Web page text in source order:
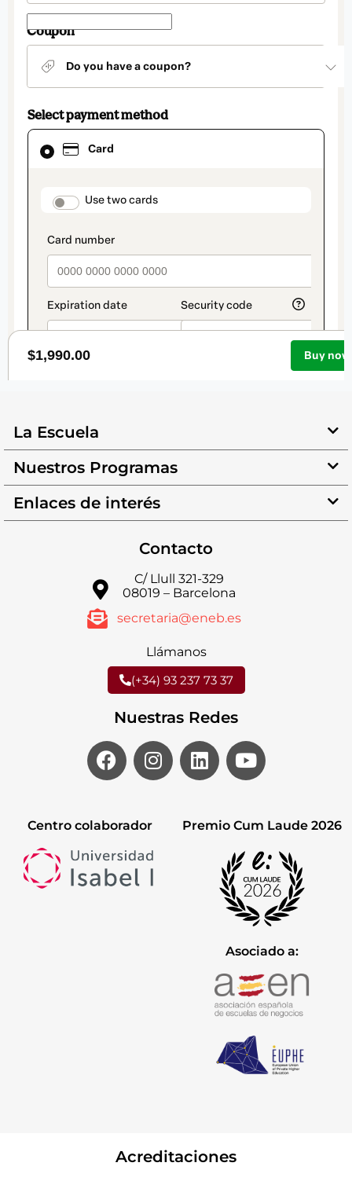
La Escuela
Nuestros Programas
Enlaces de interés
Contacto
C/ Llull 321-329
08019 – Barcelona
secretaria@eneb.es
Llámanos
(+34) 93 237 73 37
Nuestras Redes
Centro colaborador Premio Cum Laude 2026
Asociado a:
Acreditaciones